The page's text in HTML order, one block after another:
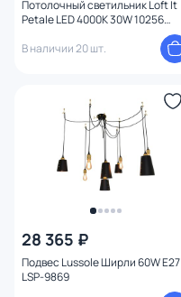
Потолочный светильник Loft It
Petale LED 4000К 30W 10256
В наличии 20 шт.
28 365 ₽
Подвес Lussole Ширли 60W E27
LSP-9869
Конструкция
Умный дом